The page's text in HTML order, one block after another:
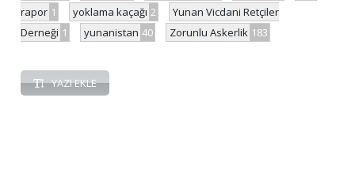
rapor 1 yoklama kaçağı 2
Yunan Vicdani Retçiler
Derneği 1 yunanistan 40 Zorunlu Askerlik 183
YAZI EKLE